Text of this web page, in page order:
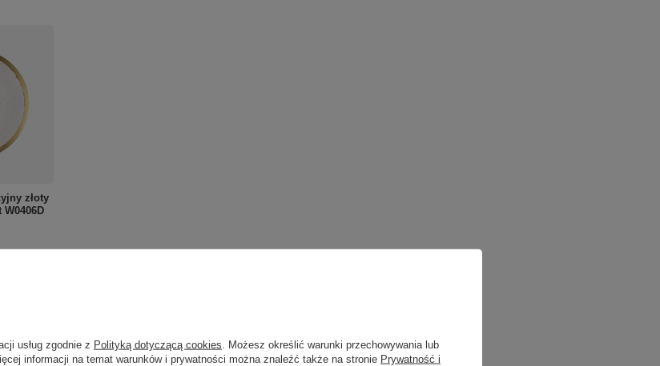
złoty
usług zgodnie z Polityką dotyczącą cookies . Możesz określić warunki przechowywania lub
informacji na temat warunków i prywatności można znaleźć także na stronie Prywatność i